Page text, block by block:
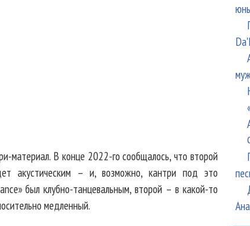
материал. В конце 2022-го сообщалось, что второй
акустическим – и, возможно, кантри под это
был клубно-танцевальным, второй – в какой-то
медленный.